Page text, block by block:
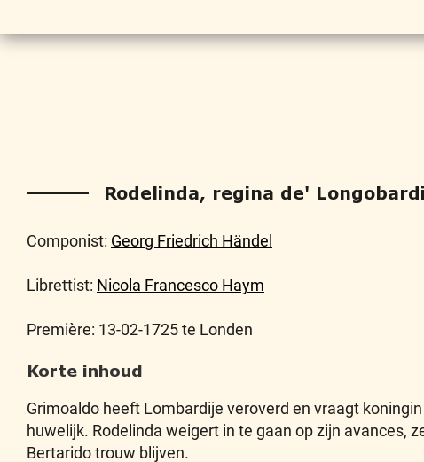
Rodelinda, regina de'
Componist: Georg Friedrich Händel
Librettist: Nicola Francesco Haym
Première: 13-02-1725 te Londen
Korte inhoud
Grimoaldo heeft Lombardije veroverd en vraagt
huwelijk. Rodelinda weigert in te gaan op zijn avances,
Bertarido trouw blijven.